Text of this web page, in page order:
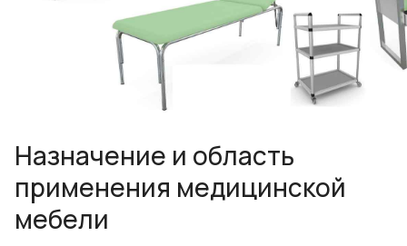
Назначение и область
применения медицинской
мебели